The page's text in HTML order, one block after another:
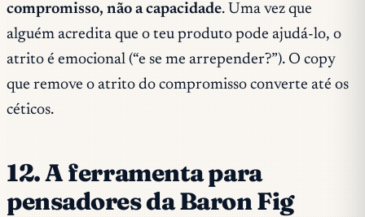
compromisso, não a capacidade. Uma vez que
alguém acredita que o teu produto pode ajudá-lo, o
atrito é emocional (“e se me arrepender?”). O copy
que remove o atrito do compromisso converte até os
céticos.
12. A ferramenta para
pensadores da Baron Fig